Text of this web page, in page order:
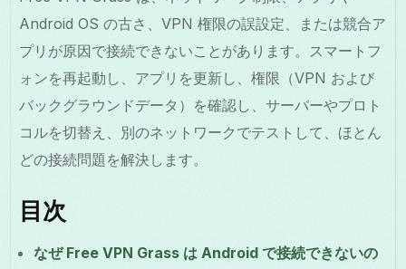
Android OS の古さ、VPN 権限の誤設定、または競合ア
プリが原因で接続できないことがあります。スマートフ
ォンを再起動し、アプリを更新し、権限（VPN および
バックグラウンドデータ）を確認し、サーバーやプロト
コルを切替え、別のネットワークでテストして、ほとん
どの接続問題を解決します。
目次
なぜ Free VPN Grass は Android で接続できないの